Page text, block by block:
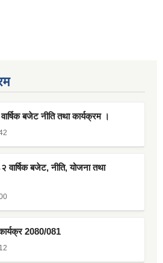
बजेट नीति तथा कार्यक्रम ।
बजेट, नीति, योजना तथा
2080/081